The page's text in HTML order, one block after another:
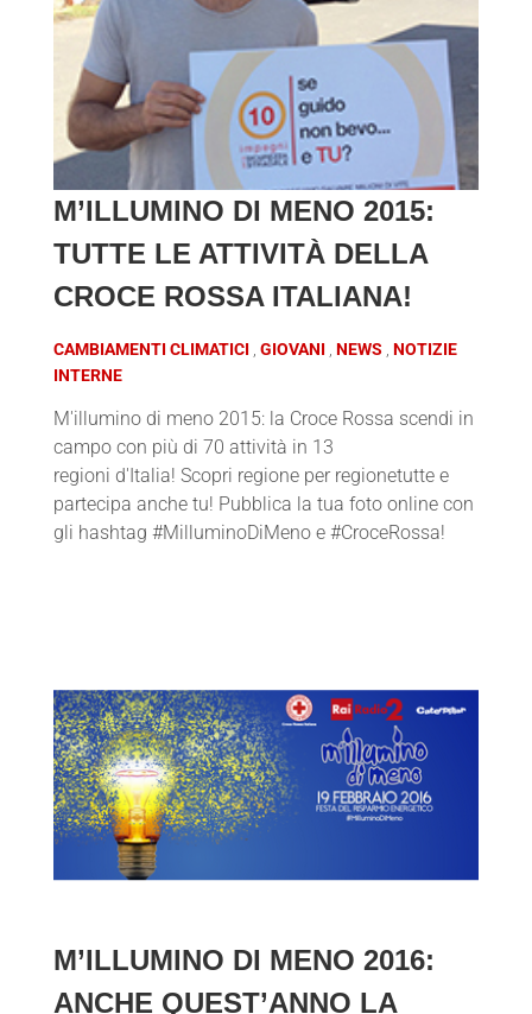
M’ILLUMINO DI MENO 2015:
TUTTE LE ATTIVITÀ DELLA
CROCE ROSSA ITALIANA!
CAMBIAMENTI CLIMATICI GIOVANI NEWS
NOTIZIE
INTERNE
M'illumino di meno 2015: la Croce Rossa scendi in
campo con più di 70 attività in 13
regioni d'Italia! Scopri regione per regionetutte e
partecipa anche tu! Pubblica la tua foto online con
gli hashtag #MilluminoDiMeno e #CroceRossa!
M’ILLUMINO DI MENO 2016:
ANCHE QUEST’ANNO LA